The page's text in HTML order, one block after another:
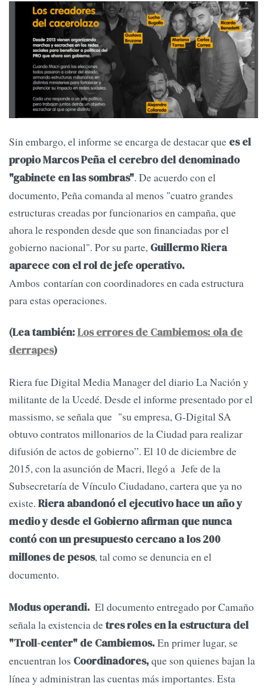
Sin embargo, el informe se encarga de destacar que es el
propio Marcos Peña el cerebro del denominado
"gabinete en las sombras". De acuerdo con el
documento, Peña comanda al menos "cuatro grandes
estructuras creadas por funcionarios en campaña, que
ahora le responden desde que son financiadas por el
gobierno nacional". Por su parte, Guillermo Riera
aparece con el rol de jefe operativo.
Ambos contarían con coordinadores en cada estructura
para estas operaciones.
(Lea también:Los errores de Cambiemos: ola de
derrapes)
Riera fue Digital Media Manager del diario La Nación y
militante de la Ucedé. Desde el informe presentado por el
massismo, se señala que "su empresa, G-Digital SA
obtuvo contratos millonarios de la Ciudad para realizar
difusión de actos de gobierno”. El 10 de diciembre de
2015, con la asunción de Macri, llegó a Jefe de la
Subsecretaría de Vínculo Ciudadano, cartera que ya no
existe. Riera abandonó el ejecutivo hace un año y
medio y desde el Gobierno afirman que nunca
contó con un presupuesto cercano a los 200
millones de pesos, tal como se denuncia en el
documento.
Modus operandi. El documento entregado por Camaño
señala la existencia detres roles en la estructura del
"Troll-center" de Cambiemos.En primer lugar, se
encuentran los Coordinadores,que son quienes bajan la
línea y administran las cuentas más importantes. Esta